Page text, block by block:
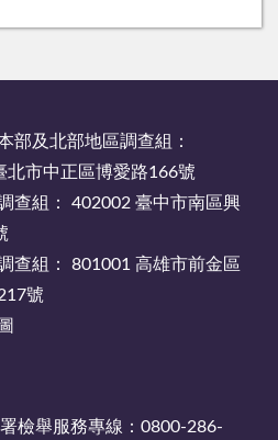
部及北部地區調查組：
北市中正區博愛路166號
查組： 402002 臺中市南區興
查組： 801001 高雄市前金區
號
檢舉服務專線：0800-286-